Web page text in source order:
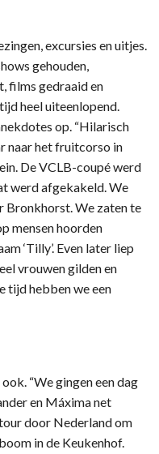
excursies en uitjes.
gehouden,
films gedraaid en
heel uiteenlopend.
op. “Hilarisch
naar het fruitcorso in
De VCLB-coupé werd
werd afgekakeld. We
Bronkhorst. We zaten te
mensen hoorden
‘Tilly’. Even later liep
vrouwen gilden en
tijd hebben we een
“We gingen een dag
en Máxima net
door Nederland om
in de Keukenhof.